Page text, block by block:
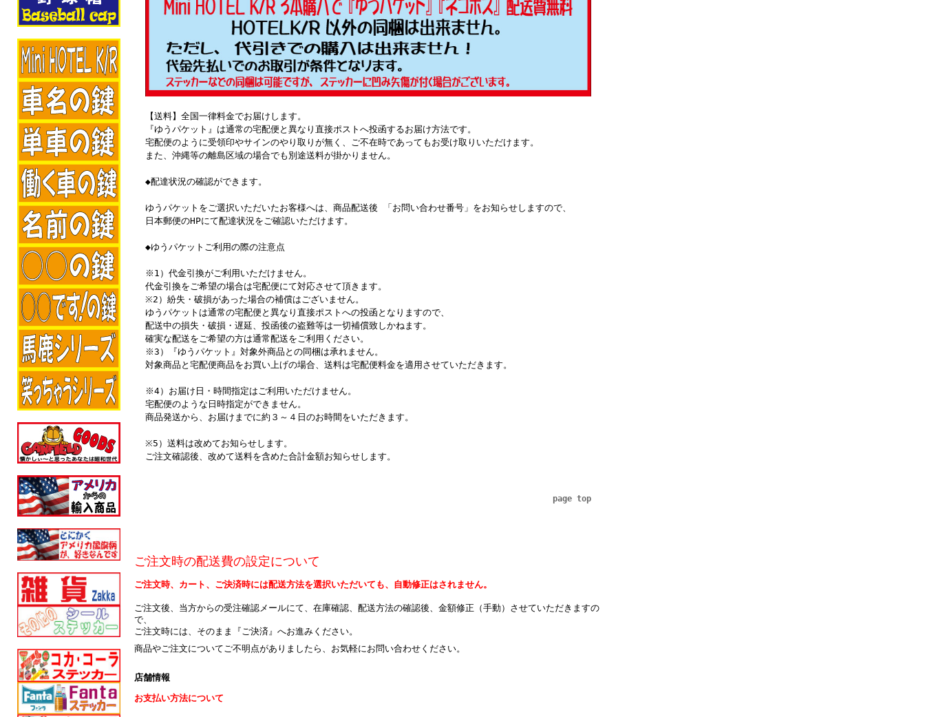
【送料】全国一律料金でお届けします。
『ゆうパケット』は通常の宅配便と異なり直接ポストへ投函するお届け方法です。
宅配便のように受領印やサインのやり取りが無く、ご不在時であってもお受け取りいただけます。
また、沖縄等の離島区域の場合でも別途送料が掛かりません。
◆配達状況の確認ができます。
ゆうパケットをご選択いただいたお客様へは、商品配送後 「お問い合わせ番号」をお知らせしますので、
日本郵便のHPにて配達状況をご確認いただけます。
◆ゆうパケットご利用の際の注意点
※1）代金引換がご利用いただけません。
代金引換をご希望の場合は宅配便にて対応させて頂きます。
※2）紛失・破損があった場合の補償はございません。
ゆうパケットは通常の宅配便と異なり直接ポストへの投函となりますので、
配送中の損失・破損・遅延、投函後の盗難等は一切補償致しかねます。
確実な配送をご希望の方は通常配送をご利用ください。
※3）『ゆうパケット』対象外商品との同梱は承れません。
対象商品と宅配便商品をお買い上げの場合、送料は宅配便料金を適用させていただきます。
※4）お届け日・時間指定はご利用いただけません。
宅配便のような日時指定ができません。
商品発送から、お届けまでに約３～４日のお時間をいただきます。
※5）送料は改めてお知らせします。
ご注文確認後、改めて送料を含めた合計金額お知らせします。
page top
ご注文時の配送費の設定について
ご注文時、カート、ご決済時には配送方法を選択いただいても、自動修正はされません。
ご注文後、当方からの受注確認メールにて、在庫確認、配送方法の確認後、金額修正（手動）させていただきますの
で、
ご注文時には、そのまま『ご決済』へお進みください。
商品やご注文についてご不明点がありましたら、お気軽にお問い合わせください。
店舗情報
お支払い方法について